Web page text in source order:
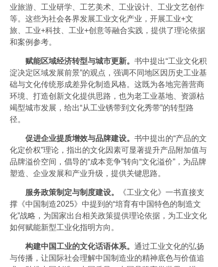
业旅游、工业研学、工艺美术、工业设计、工业文艺创作
等‌。这些为社会各界发展工业文化产业，开展工业+文
旅、工业+科技、工业+创意等融合实践，提供了理论依据
和案例参考。
赋能区域经济转型与城市更新。 书中提出“‌工业文化积
淀决定区域发展前景‌”的观点‌，强调不同地区因历史工业基
础与文化传统形成差异化制造风格。这既为各地完善营商
环境、打造创新文化提供思路，也为老工业基地、资源枯
竭型城市发展，给出“从工业锈带到文化秀带”的转型路
径。
促进企业提质增效与品牌建设‌。 书中提出的“产品的文
化定价权”理论，指出的文化因素可显著提升产品附加值与
品牌溢价空间‌，倡导的“成本竞争”转向“文化溢价”，为品牌
塑造、企业发展和产业升级，提供关键思路。
‌服务政策制定与制度建设‌。
《工业文化》一书直接支
撑《中国制造2025》中提到的“培育有中国特色的制造文
化”战略‌，为国家出台相关政策提供理论依据，为工业文化
如何赋能新型工业化指明方向。
构建中国工业的文化话语体系。 通过工业文化的弘扬
与传播，让国际社会理解中国制造业的精神底色与价值追